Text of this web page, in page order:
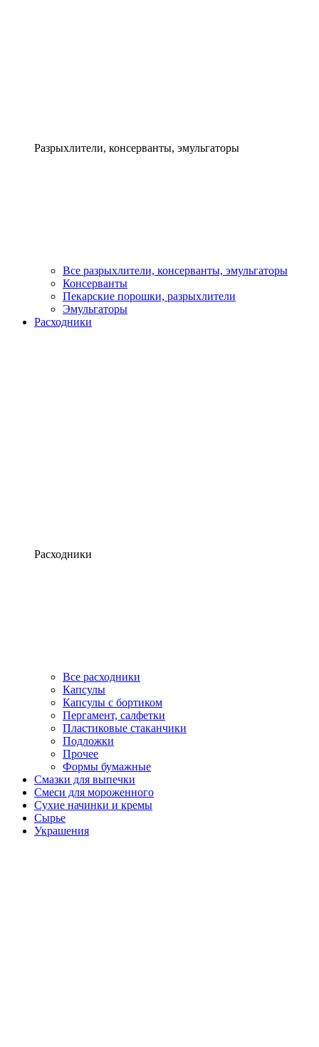
Разрыхлители, консерванты, эмульгаторы
Все разрыхлители, консерванты, эмульгаторы
Консерванты
Пекарские порошки, разрыхлители
Эмульгаторы
Расходники
Расходники
Все расходники
Капсулы
Капсулы с бортиком
Пергамент, салфетки
Пластиковые стаканчики
Подложки
Прочее
Формы бумажные
Смазки для выпечки
Смеси для мороженного
Сухие начинки и кремы
Сырье
Украшения